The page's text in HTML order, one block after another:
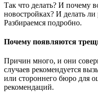
Так что делать? И почему
новостройках? И делать
Разбираемся подробно.
Почему появляются
Причин много, и они
случаев рекомендуется
или стороннего бюро для
рекомендаций.